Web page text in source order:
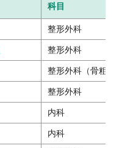
科目
整形外科
整形外科
整形外科（骨粗鬆
整形外科
内科
内科